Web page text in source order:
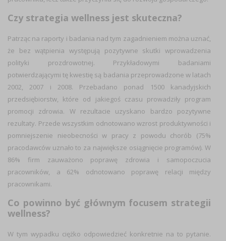
Czy strategia wellness jest skuteczna?
Patrząc na raporty i badania nad tym zagadnieniem można uznać,
że bez wątpienia występują pozytywne skutki wprowadzenia
polityki prozdrowotnej. Przykładowymi badaniami
potwierdzającymi tę kwestię są badania przeprowadzone w latach
2002, 2007 i 2008. Przebadano ponad 1500 kanadyjskich
przedsiębiorstw, które od jakiegoś czasu prowadziły program
promocji zdrowia. W rezultacie uzyskano bardzo pozytywne
rezultaty. Przede wszystkim odnotowano wzrost produktywności i
pomniejszenie nieobecności w pracy z powodu chorób (75%
pracodawców uznało to za największe osiągnięcie programów). W
86% firm zauważono poprawę zdrowia i samopoczucia
pracowników, a 62% odnotowano poprawę relacji między
pracownikami.
Co powinno być głównym focusem strategii
wellness?
W tym wypadku ciężko odpowiedzieć konkretnie na to pytanie.